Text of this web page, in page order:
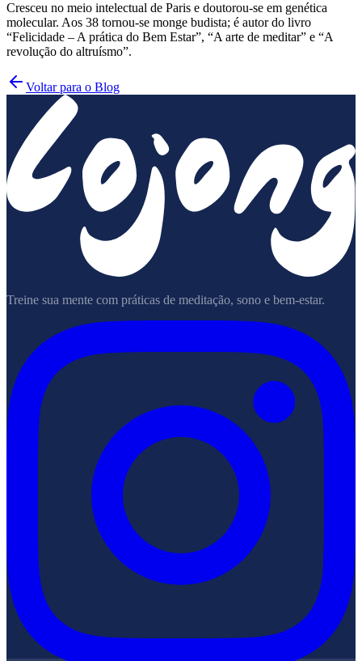
Cresceu no meio intelectual de Paris e doutorou-se em genética
molecular. Aos 38 tornou-se monge budista; é autor do livro
“Felicidade – A prática do Bem Estar”, “A arte de meditar” e “A
revolução do altruísmo”.
Voltar para o Blog
Treine sua mente com práticas de meditação, sono e bem-estar.